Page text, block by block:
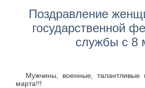
Поздравление
государственной
службы с 8
Мужчины, военные, талантливые
марта!!!